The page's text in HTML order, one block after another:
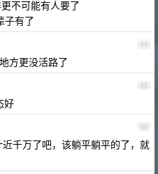
不可能有人要了
子有了
64
方更没活路了
65
好
66
千万了吧，该躺平躺平的了，就